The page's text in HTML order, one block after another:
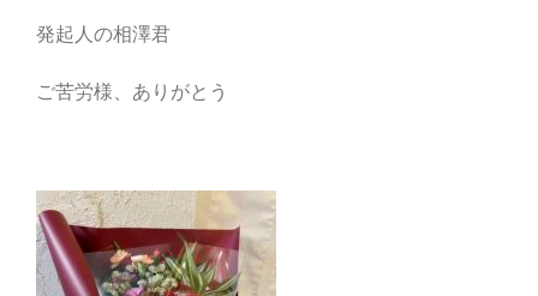
発起人の相澤君
ご苦労様、ありがとう